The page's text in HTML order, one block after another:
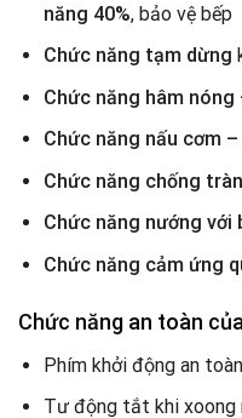
năng 40%, bảo vệ bếp
Chức năng tạm dừng
Chức năng hâm nóng
Chức năng nấu cơm
Chức năng chống tràn
Chức năng nướng với
Chức năng cảm ứng
Chức năng an toàn của
Phím khởi động an toàn
Tư động tắt khi xoong